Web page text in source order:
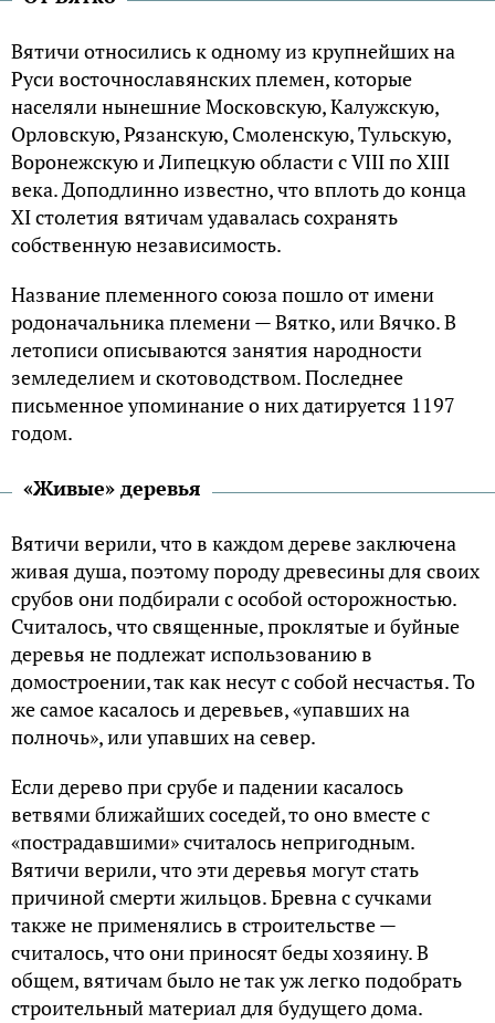
Вятичи относились к одному из крупнейших на
Руси восточнославянских племен, которые
населяли нынешние Московскую, Калужскую,
Орловскую, Рязанскую, Смоленскую, Тульскую,
Воронежскую и Липецкую области с VIII по XIII
века. Доподлинно известно, что вплоть до конца
XI столетия вятичам удавалась сохранять
собственную независимость.
Название племенного союза пошло от имени
родоначальника племени — Вятко, или Вячко. В
летописи описываются занятия народности
земледелием и скотоводством. Последнее
письменное упоминание о них датируется 1197
годом.
«Живые» деревья
Вятичи верили, что в каждом дереве заключена
живая душа, поэтому породу древесины для своих
срубов они подбирали с особой осторожностью.
Считалось, что священные, проклятые и буйные
деревья не подлежат использованию в
домостроении, так как несут с собой несчастья. То
же самое касалось и деревьев, «упавших на
полночь», или упавших на север.
Если дерево при срубе и падении касалось
ветвями ближайших соседей, то оно вместе с
«пострадавшими» считалось непригодным.
Вятичи верили, что эти деревья могут стать
причиной смерти жильцов. Бревна с сучками
также не применялись в строительстве —
считалось, что они приносят беды хозяину. В
общем, вятичам было не так уж легко подобрать
строительный материал для будущего дома.